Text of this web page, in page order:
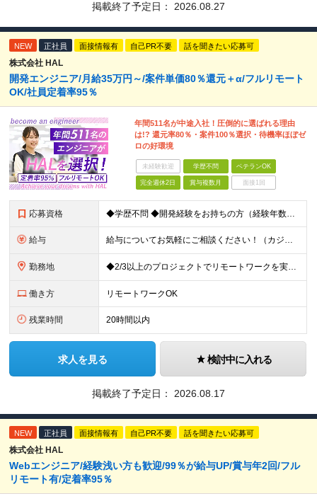
掲載終了予定日： 2026.08.27
NEW 正社員 面接情報有 自己PR不要 話を聞きたい応募可
株式会社 HAL
開発エンジニア/月給35万円～/案件単価80％還元＋α/フルリモート
OK/社員定着率95％
年間511名が中途入社！圧倒的に選ばれる理由
は!? 還元率80％・案件100％選択・待機率ほぼゼ
ロの好環境
未経験歓迎 学歴不問 ベテランOK
完全週休2日 賞与複数月 面接1回
応募資格 ◆学歴不問 ◆開発経験をお持ちの方（経験年数不問） ＜こんな方は大歓迎！＞ ◎今の収入をもっと増やしたい ◎もっと上流の案件で活躍したい ◎将来のキャリアにつながる案件に携わりたい ◎自分のやりたい
給与 給与についてお気軽にご相談ください！（カジュアル面談可能） 月給35万円～＋各種手当＋賞与2回 ※固定残業代は、時間外労働の有無に関わらず40時間分を87,500円～支給 ※超過分は別途支給 ※試用
勤務地 ◆2/3以上のプロジェクトでリモートワークを実施中！ ≪自社拠点≫ ・東京本社／東京都千代田区丸の内二丁目6番1号 丸の内パークビルディング6階 ・関西支社／⼤阪府⼤阪市中央区安⼟町2-3-13 ⼤
働き方 リモートワークOK
残業時間 20時間以内
求人を見る 検討中に入れる
掲載終了予定日： 2026.08.17
NEW 正社員 面接情報有 自己PR不要 話を聞きたい応募可
株式会社 HAL
Webエンジニア/経験浅い方も歓迎/99％が給与UP/賞与年2回/フル
リモート有/定着率95％